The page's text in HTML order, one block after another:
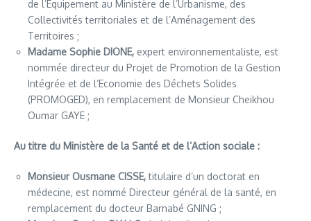
de l’Equipement au Ministère de l’Urbanisme, des
Collectivités territoriales et de l’Aménagement des
Territoires ;
Madame Sophie DIONE, expert environnementaliste, est
nommée directeur du Projet de Promotion de la Gestion
Intégrée et de l’Economie des Déchets Solides
(PROMOGED), en remplacement de Monsieur Cheikhou
Oumar GAYE ;
Au titre du Ministère de la Santé et de l’Action sociale :
Monsieur Ousmane CISSE,titulaire d’un doctorat en
médecine, est nommé Directeur général de la santé, en
remplacement du docteur Barnabé GNING ;